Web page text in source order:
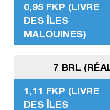
0,95 FKP (LIVRE
DES ÎLES
MALOUINES)
7 BRL
1,11 FKP (LIVRE
DES ÎLES